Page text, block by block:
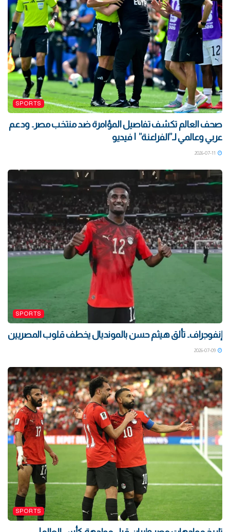
SPORTS
صحف العالم تكشف تفاصيل المؤامرة ضد منتخب مصر.. ودعم
عربي وعالمي لـ”الفراعنة” | فيديو
SPORTS
إنفوجراف.. تألق هيثم حسن بالمونديال يخطف قلوب المصريين
SPORTS